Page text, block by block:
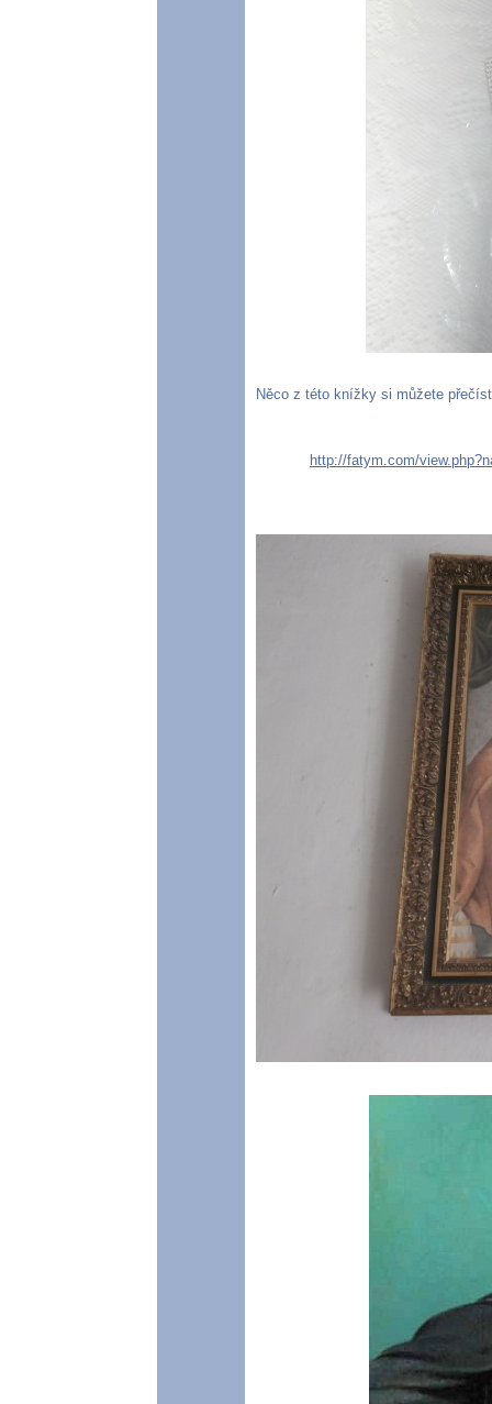
Něco z této knížky si můžete
http://fatym.com/